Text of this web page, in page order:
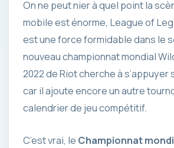
On ne peut nier à quel point la
mobile est énorme, League of
est une force formidable dans le
nouveau championnat mondial
2022 de Riot cherche à s’appuyer
car il ajoute encore un autre
calendrier de jeu compétitif.
C’est vrai, le Championnat